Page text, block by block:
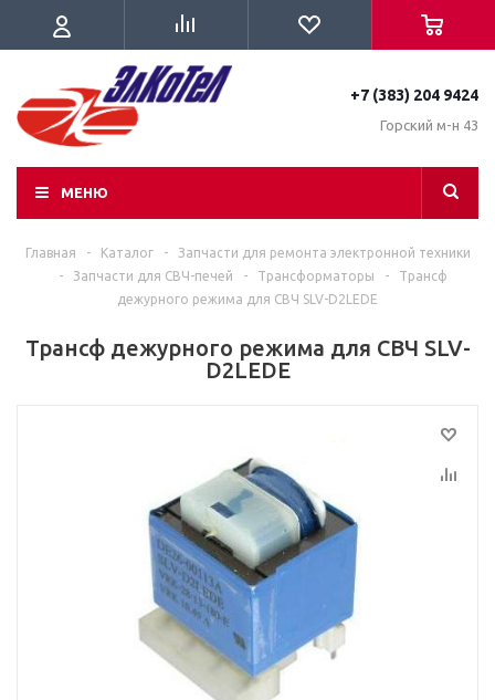
+7 (383) 204 9424
Горский м-н 43
МЕНЮ
Главная - Каталог -
Запчасти для ремонта электронной техники
-
Запчасти для СВЧ-печей - Трансформаторы -
Трансф
дежурного режима для СВЧ SLV-D2LEDE
Трансф дежурного режима для СВЧ SLV-
D2LEDE